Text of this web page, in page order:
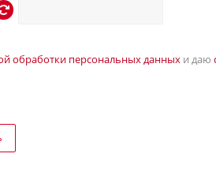
обработки персональных данныхи даю